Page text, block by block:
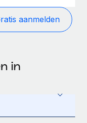
aanmelden
in